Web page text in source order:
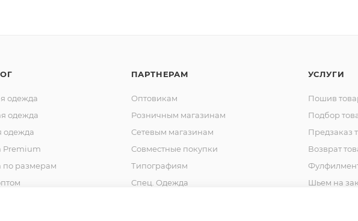
одежда
одежда
одежда
Premium
по размерам
ПАРТНЕРАМ
Оптовикам
Розничным магазинам
Сетевым магазинам
Совместные покупки
Типографиям
Спец. Одежда
УСЛУГИ
Пошив
Подбор
Предзаказ
Возврат
Шьем на